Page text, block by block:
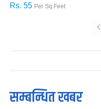
Rs. 55 Per Sq.Feet
‹
सम्बन्धित खबर